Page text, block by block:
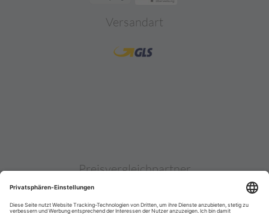
Versandart
Preisvergleichpartner